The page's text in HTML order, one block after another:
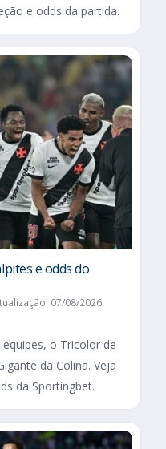
e odds da partida.
e odds do
07/08/2026
o Tricolor de
da Colina. Veja
da Sportingbet.